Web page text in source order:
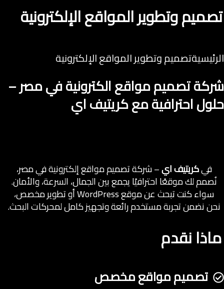
تصميم وتطوير المواقع الإلكترونية
الرئيسيةتصميم وتطوير المواقع الإلكترونية
شركة تصميم مواقع الكترونية في مصر –
حلول احترافية مع كريتيف اي
فيكريتيف اي– شركة تصميم مواقع إلكترونية في مصر،
نُصمم لك موقعًا احترافيًا يجمع بين الجمال، السرعة، والأمان.
سواء كنت تبحث عن موقع WordPress أو تطوير مخصص،
نحن نضمن تجربة مستخدم رائعة وتجهيز كامل لمحركات البحث.
ماذا نقدم
تصميم مواقع مخصص